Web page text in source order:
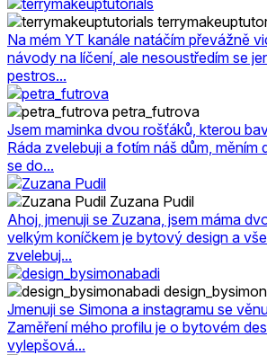
Na mém YT kanále natáčím převážně
návody na líčení, ale nesoustředím se
pestros...
petra_futrova
Jsem maminka dvou rošťáků, kterou
Ráda zvelebuji a fotím náš dům, měním
se do...
Zuzana Pudil
Ahoj, jmenuji se Zuzana, jsem máma
velkým koníčkem je bytový design a
zvelebuj...
Jmenuji se Simona a instagramu se
Zaměření mého profilu je o bytovém
vylepšová...